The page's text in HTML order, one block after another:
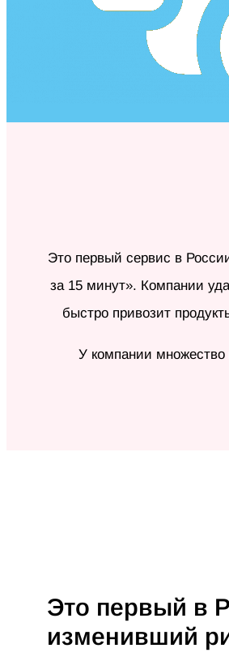
Это первый сервис в
за 15 минут». Компании
быстро привозит
У компании множество
Это первый в
изменивший